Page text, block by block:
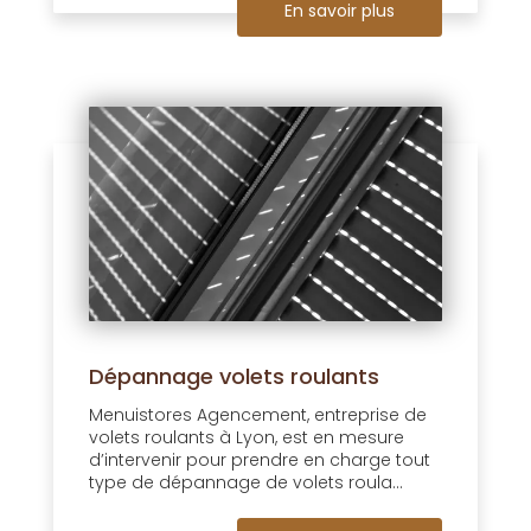
En savoir plus
Dépannage volets roulants
Menuistores Agencement, entreprise de
volets roulants à Lyon, est en mesure
d’intervenir pour prendre en charge tout
type de dépannage de volets roula...